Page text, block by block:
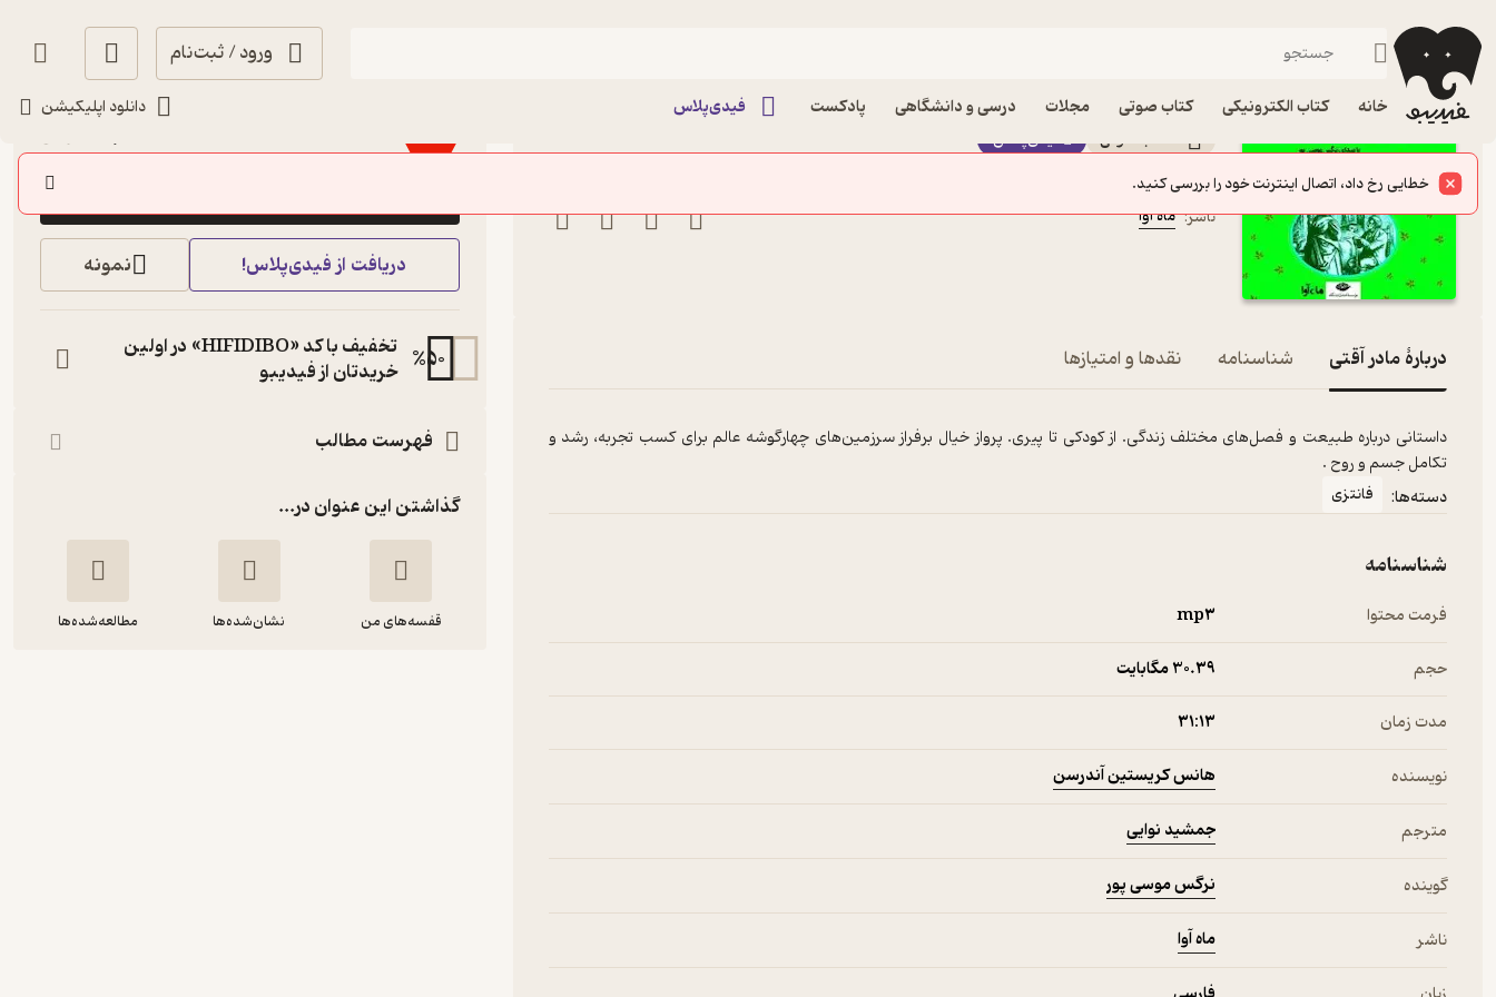
ورود / ثبت‌نام
خانه کتاب الکترونیکی کتاب صوتی مجلات درسی و دانشگاهی پادکست فیدی‌پلاس دانلود اپلیکیشن
فیدیبو کتاب صوتی
کتاب صوتی مادر آقتی اثر هانس کریستین آندرسن
کتاب صوتی
فیدی‌پلاس
گوینده: نرگس موسی پور
ناشر: ماه آوا
دربارۀ مادر آقتی شناسنامه نقدها و امتیازها
داستانی درباره طبیعت و فصل‌های مختلف زندگی. از کودکی تا پیری. پرواز خیال برفراز سرزمین‌های چهارگوشه عالم برای کسب تجربه، رشد و
تکامل جسم و روح .
دسته‌ها: فانتزی
شناسنامه
فرمت محتوا mp۳
حجم 30.۳۹ مگابایت
مدت زمان ۳۱:۱۳
نویسنده هانس کریستین آندرسن
مترجم جمشید نوایی
گوینده نرگس موسی پور
ناشر ماه آوا
٪30
35,000
دریافت از فیدی‌پلاس! نمونه
%50
تخفیف با کد «HIFIDIBO» در اولین
خریدتان از فیدیبو
فهرست مطالب
گذاشتن این عنوان در...
قفسه‌های من نشان‌شده‌ها مطالعه‌شده‌ها
خطایی رخ داد، اتصال اینترنت خود را بررسی کنید.